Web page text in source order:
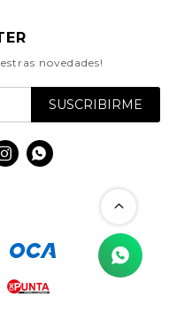
novedades!
SUSCRIBIRME
